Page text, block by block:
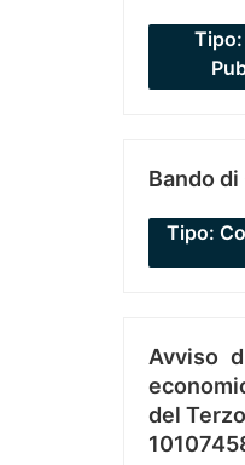
Bando
Tipo:
Avviso
del